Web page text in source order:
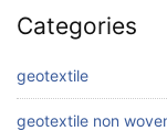
Categories
geotextile
geotextile non